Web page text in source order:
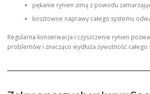
pękanie rynien zimą z powodu
kosztowne naprawy całego systemu
Regularna konserwacja i czyszczenie rynien
problemów i znacząco wydłuża żywotność całego